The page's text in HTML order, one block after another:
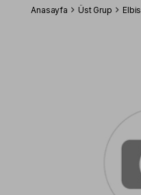
Anasayfa Üst Grup